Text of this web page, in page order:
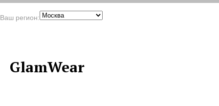
Ваш регион:
GlamWear